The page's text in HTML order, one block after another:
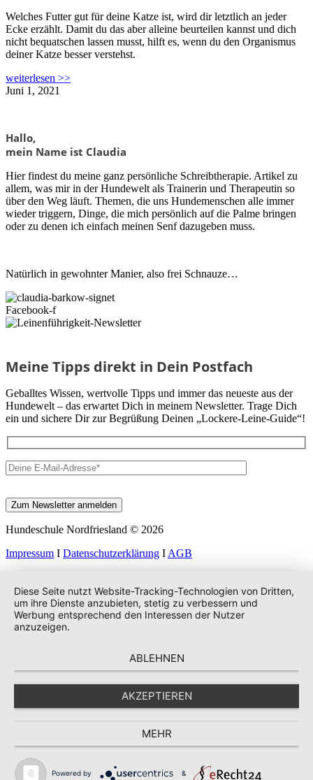
Welches Futter gut für deine Katze ist, wird dir letztlich an jeder
Ecke erzählt. Damit du das aber alleine beurteilen kannst und dich
nicht bequatschen lassen musst, hilft es, wenn du den Organismus
deiner Katze besser verstehst.
weiterlesen >>
Juni 1, 2021
Hallo,
mein Name ist Claudia
Hier findest du meine ganz persönliche Schreibtherapie. Artikel zu
allem, was mir in der Hundewelt als Trainerin und Therapeutin so
über den Weg läuft. Themen, die uns Hundemenschen alle immer
wieder triggern, Dinge, die mich persönlich auf die Palme bringen
oder zu denen ich einfach meinen Senf dazugeben muss.
Natürlich in gewohnter Manier, also frei Schnauze…
Facebook-f
Meine Tipps direkt in Dein Postfach
Geballtes Wissen, wertvolle Tipps und immer das neueste aus der
Hundewelt – das erwartet Dich in meinem Newsletter. Trage Dich
ein und sichere Dir zur Begrüßung Deinen „Lockere-Leine-Guide“!
Hundeschule Nordfriesland © 2026
Impressum I Datenschutzerklärung I AGB
Diese Seite nutzt Website-Tracking-Technologien von Dritten,
um ihre Dienste anzubieten, stetig zu verbessern und
Werbung entsprechend den Interessen der Nutzer
anzuzeigen.
ABLEHNEN
AKZEPTIEREN
MEHR
Powered by &